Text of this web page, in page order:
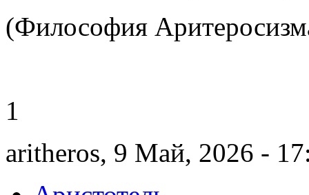
(Философия
1
aritheros, 9 Май, 2026 -